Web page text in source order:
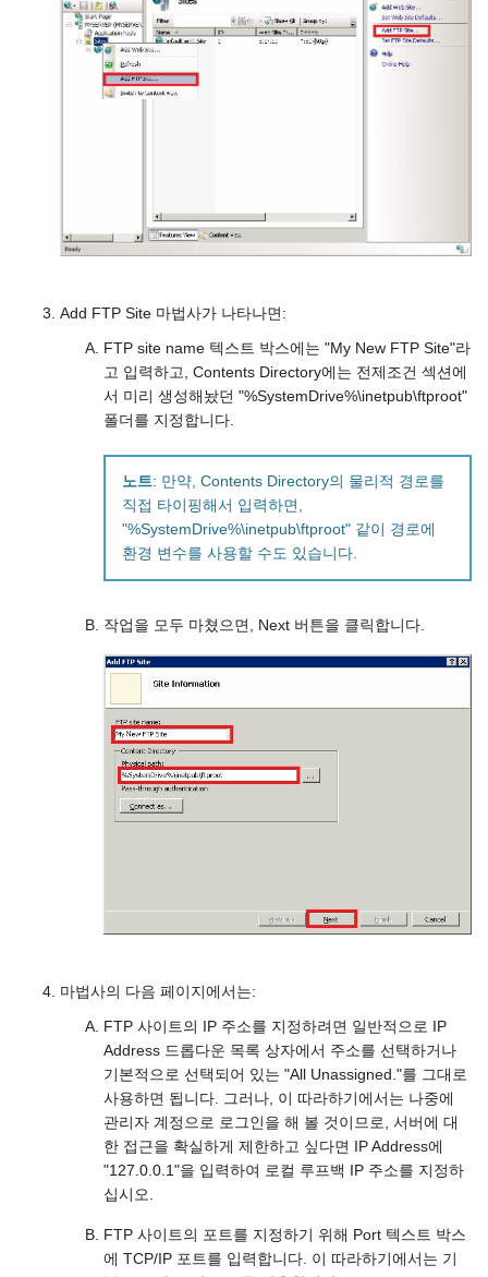
Add FTP Site 마법사가 나타나면:
FTP site name 텍스트 박스에는 "My New FTP Site"라
고 입력하고, Contents Directory에는 전제조건 섹션에
서 미리 생성해놨던 "%SystemDrive%\inetpub\ftproot"
폴더를 지정합니다.
노트: 만약, Contents Directory의 물리적 경로를
직접 타이핑해서 입력하면,
"%SystemDrive%\inetpub\ftproot" 같이 경로에
환경 변수를 사용할 수도 있습니다.
작업을 모두 마쳤으면, Next 버튼을 클릭합니다.
마법사의 다음 페이지에서는:
FTP 사이트의 IP 주소를 지정하려면 일반적으로 IP
Address 드롭다운 목록 상자에서 주소를 선택하거나
기본적으로 선택되어 있는 "All Unassigned."를 그대로
사용하면 됩니다. 그러나, 이 따라하기에서는 나중에
관리자 계정으로 로그인을 해 볼 것이므로, 서버에 대
한 접근을 확실하게 제한하고 싶다면 IP Address에
"127.0.0.1"을 입력하여 로컬 루프백 IP 주소를 지정하
십시오.
FTP 사이트의 포트를 지정하기 위해 Port 텍스트 박스
에 TCP/IP 포트를 입력합니다. 이 따라하기에서는 기